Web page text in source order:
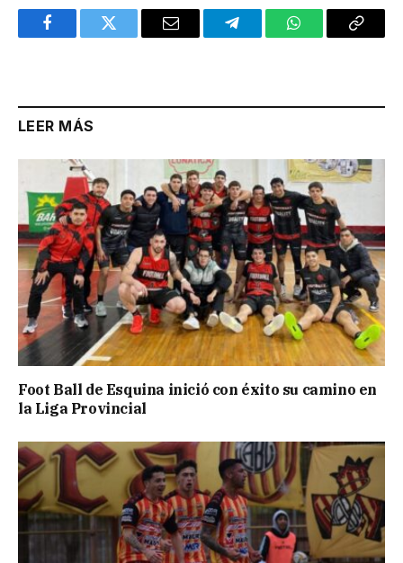
FacebookTwitter Email TelegramWhatsAppCopy
LEER MÁS
Foot Ball de Esquina inició con éxito su camino en
la Liga Provincial